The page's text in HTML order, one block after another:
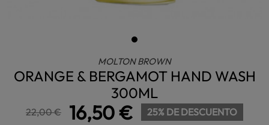
MOLTON BROWN
ORANGE & BERGAMOT HAND WASH
300ML
22,00 € 16,50 €
25% DE DESCUENTO